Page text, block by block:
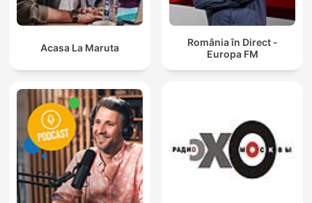
Acasa La Maruta
România în Direct -
Europa FM